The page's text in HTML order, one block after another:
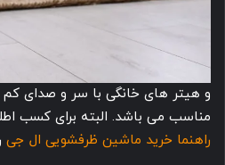
و هیتر های خانگی با سر و صدای
مناسب می باشد. البته برای کسب
راهنما خرید ماشین ظرفشویی ال جی